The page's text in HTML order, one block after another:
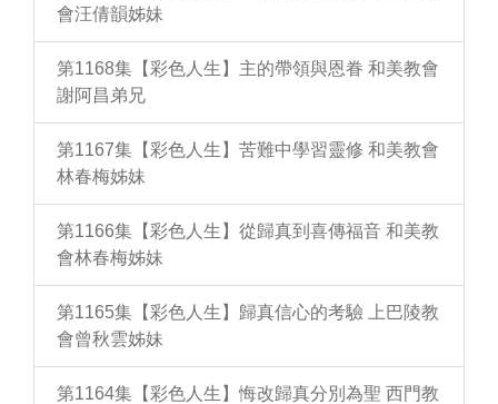
會汪倩韻姊妹
第1168集【彩色人生】主的帶領與恩眷 和美教會
謝阿昌弟兄
第1167集【彩色人生】苦難中學習靈修 和美教會
林春梅姊妹
第1166集【彩色人生】從歸真到喜傳福音 和美教
會林春梅姊妹
第1165集【彩色人生】歸真信心的考驗 上巴陵教
會曾秋雲姊妹
第1164集【彩色人生】悔改歸真分別為聖 西門教